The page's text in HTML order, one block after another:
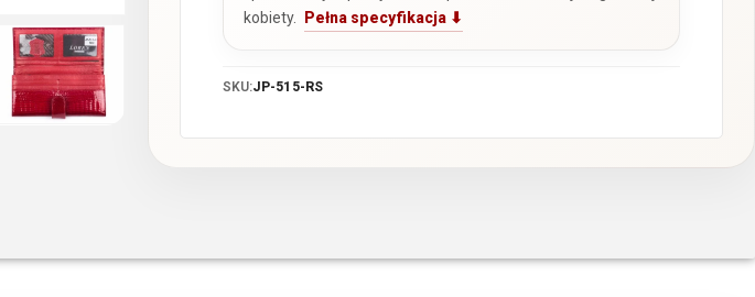
kobiety.
Pełna specyfikacja ⬇
SKU:JP-515-RS